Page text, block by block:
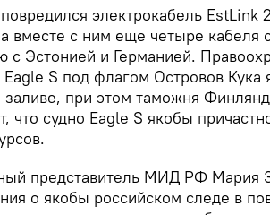
электрокабель
вместе с ним еще четыре кабеля
с Эстонией и Германией.
Eagle S под флагом Островов
при этом таможня
что судно Eagle S якобы
представитель МИД РФ Мария
о якобы российском следе в